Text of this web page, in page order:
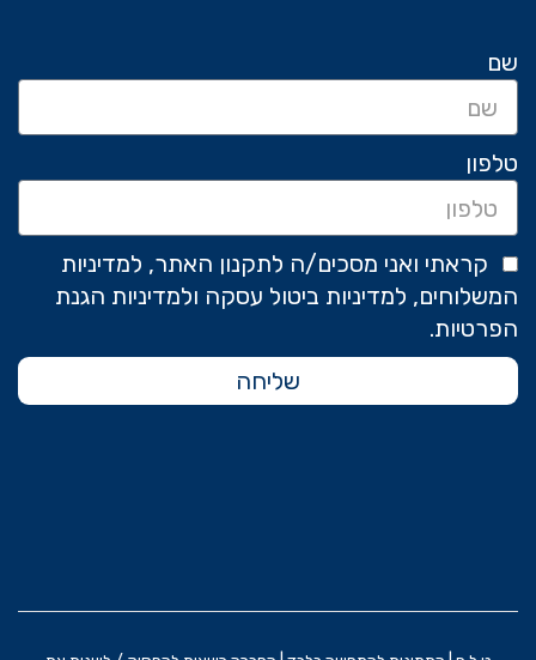
שם
טלפון
קראתי ואני מסכים/ה לתקנון האתר, למדיניות
המשלוחים, למדיניות ביטול עסקה ולמדיניות הגנת
הפרטיות.
שליחה